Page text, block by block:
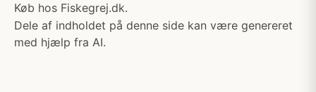
Køb hos Fiskegrej.dk.
Dele af indholdet på denne side kan være genereret
med hjælp fra AI.